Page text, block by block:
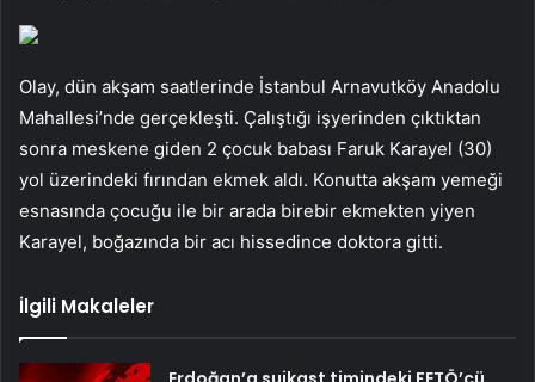
Olay, dün akşam saatlerinde İstanbul Arnavutköy Anadolu
Mahallesi’nde gerçekleşti. Çalıştığı işyerinden çıktıktan
sonra meskene giden 2 çocuk babası Faruk Karayel (30)
yol üzerindeki fırından ekmek aldı. Konutta akşam yemeği
esnasında çocuğu ile bir arada birebir ekmekten yiyen
Karayel, boğazında bir acı hissedince doktora gitti.
İlgili Makaleler